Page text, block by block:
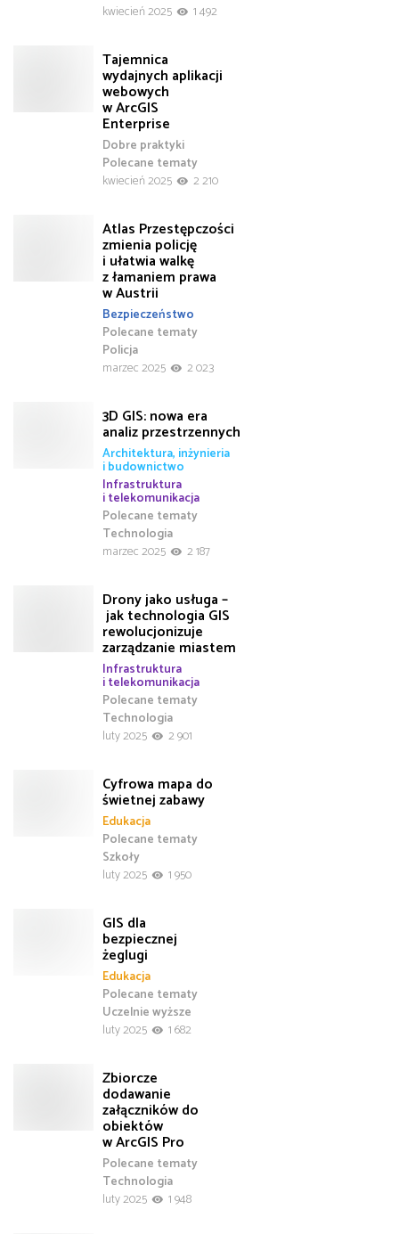
kwiecień 2025
1 492
Tajemnica
wydajnych aplikacji
webowych
w ArcGIS
Enterprise
Dobre praktyki
Polecane tematy
kwiecień 2025
2 210
Atlas Przestępczości
zmienia policję
i ułatwia walkę
z łamaniem prawa
w Austrii
Bezpieczeństwo
Polecane tematy
Policja
marzec 2025
2 023
3D GIS: nowa era
analiz przestrzennych
Architektura, inżynieria
i budownictwo
Infrastruktura
i telekomunikacja
Polecane tematy
Technologia
marzec 2025
2 187
Drony jako usługa –
jak technologia GIS
rewolucjonizuje
zarządzanie miastem
Infrastruktura
i telekomunikacja
Polecane tematy
Technologia
luty 2025
2 901
Cyfrowa mapa do
świetnej zabawy
Edukacja
Polecane tematy
Szkoły
luty 2025
1 950
GIS dla
bezpiecznej
żeglugi
Edukacja
Polecane tematy
Uczelnie wyższe
luty 2025
1 682
Zbiorcze
dodawanie
załączników do
obiektów
w ArcGIS Pro
Polecane tematy
Technologia
luty 2025
1 948